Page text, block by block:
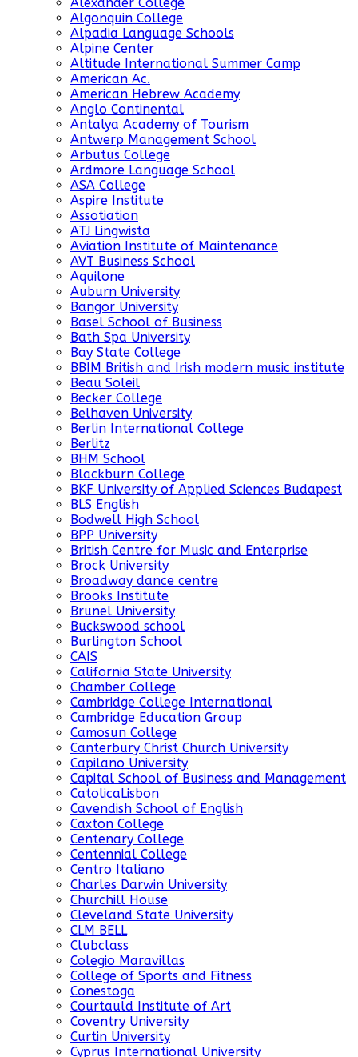
Alexander College
Algonquin College
Alpadia Language Schools
Alpine Center
Altitude International Summer Camp
American Ac.
American Hebrew Academy
Anglo Continental
Antalya Academy of Tourism
Antwerp Management School
Arbutus College
Ardmore Language School
ASA College
Aspire Institute
Assotiation
ATJ Lingwista
Aviation Institute of Maintenance
AVT Business School
Aquilone
Auburn University
Bangor University
Basel School of Business
Bath Spa University
Bay State College
BBIM British and Irish modern music institute
Beau Soleil
Becker College
Belhaven University
Berlin International College
Berlitz
BHM School
Blackburn College
BKF University of Applied Sciences Budapest
BLS English
Bodwell High School
BPP University
British Centre for Music and Enterprise
Brock University
Broadway dance centre
Brooks Institute
Brunel University
Buckswood school
Burlington School
CAIS
California State University
Chamber College
Cambridge College International
Cambridge Education Group
Camosun College
Canterbury Christ Church University
Capilano University
Capital School of Business and Management
CatolicaLisbon
Cavendish School of English
Caxton College
Centenary College
Centennial College
Centro Italiano
Charles Darwin University
Churchill House
Cleveland State University
CLM BELL
Clubclass
Colegio Maravillas
College of Sports and Fitness
Conestoga
Courtauld Institute of Art
Coventry University
Curtin University
Cyprus International University